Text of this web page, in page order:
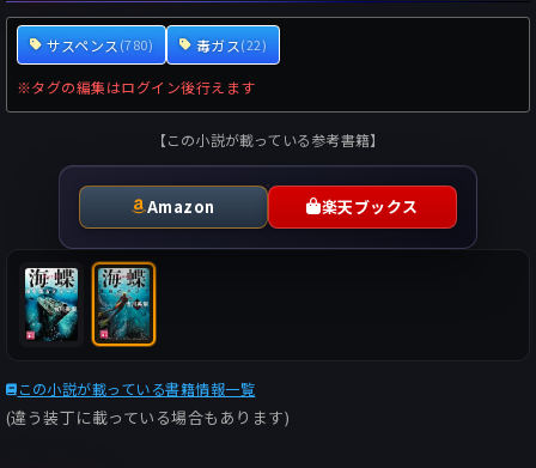
サスペンス(780) 毒ガス(22)
※タグの編集はログイン後行えます
【この小説が載っている参考書籍】
Amazon 楽天ブックス
この小説が載っている書籍情報一覧
(違う装丁に載っている場合もあります)